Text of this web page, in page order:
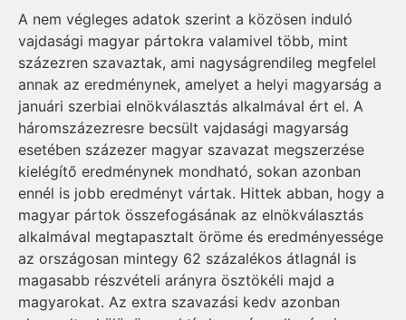
A nem végleges adatok szerint a közösen induló
vajdasági magyar pártokra valamivel több, mint
százezren szavaztak, ami nagyságrendileg megfelel
annak az eredménynek, amelyet a helyi magyarság a
januári szerbiai elnökválasztás alkalmával ért el. A
háromszázezresre becsült vajdasági magyarság
esetében százezer magyar szavazat megszerzése
kielégítő eredménynek mondható, sokan azonban
ennél is jobb eredményt vártak. Hittek abban, hogy a
magyar pártok összefogásának az elnökválasztás
alkalmával megtapasztalt öröme és eredményessége
az országosan mintegy 62 százalékos átlagnál is
magasabb részvételi arányra ösztökéli majd a
magyarokat. Az extra szavazási kedv azonban